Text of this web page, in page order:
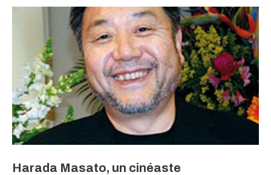
Harada Masato, un cinéaste